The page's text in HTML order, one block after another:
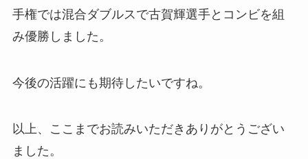
手権では混合ダブルスで古賀輝選手とコンビを組
み優勝しました。
今後の活躍にも期待したいですね。
以上、ここまでお読みいただきありがとうござい
ました。